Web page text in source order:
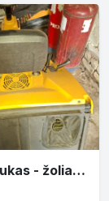
Traktoriukas - žoliapjovė